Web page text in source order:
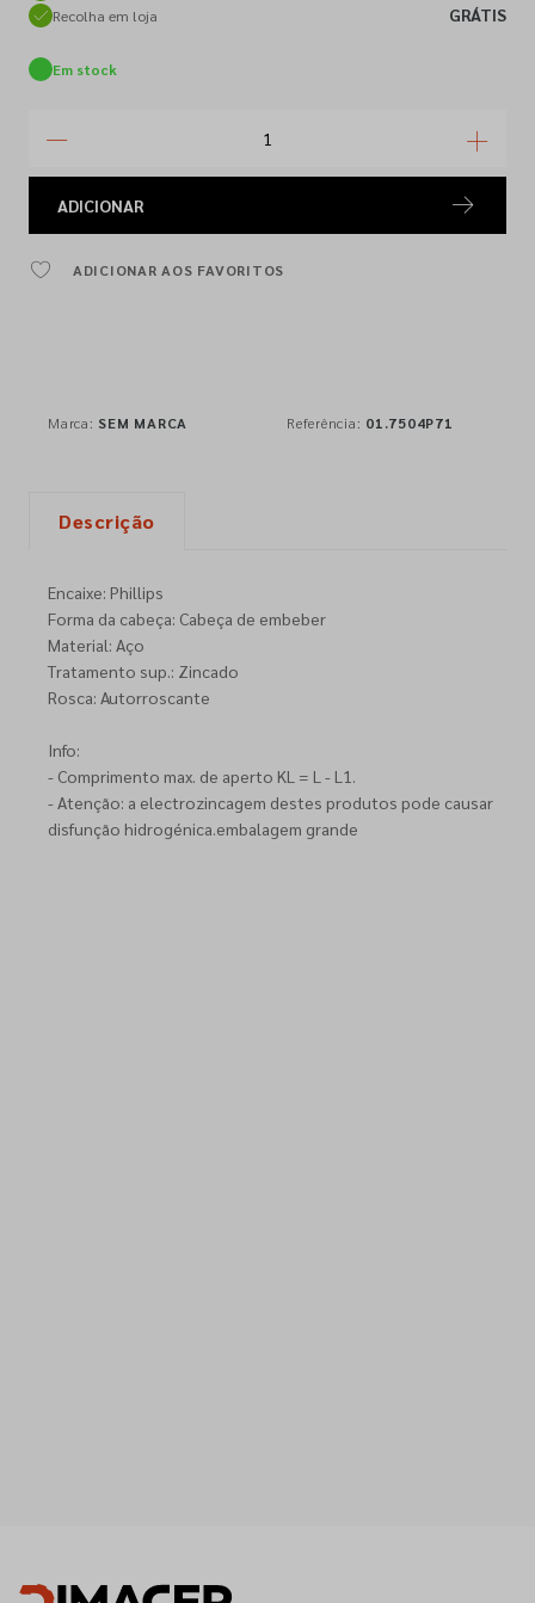
Recolha em loja
GRÁTIS
Em stock
ADICIONAR
ADICIONAR AOS FAVORITOS
Marca: SEM MARCA Referência: 01.7504P71
Descrição
Encaixe: Phillips
Forma da cabeça: Cabeça de embeber
Material: Aço
Tratamento sup.: Zincado
Rosca: Autorroscante
Info:
- Comprimento max. de aperto KL = L - L1.
- Atenção: a electrozincagem destes produtos pode causar
disfunção hidrogénica.embalagem grande